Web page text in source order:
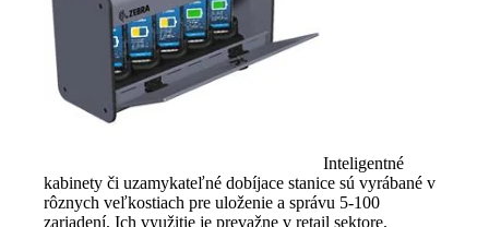
Inteligentné
kabinety či uzamykateľné dobíjace stanice sú vyrábané v
rôznych veľkostiach pre uloženie a správu 5-100
zariadení. Ich využitie je prevažne v retail sektore,